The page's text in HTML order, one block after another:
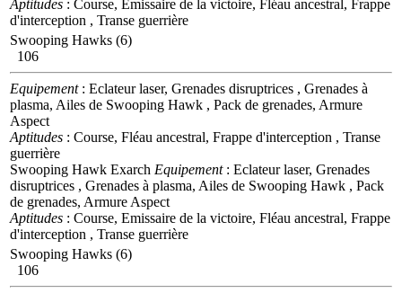
Aptitudes : Course, Emissaire de la victoire, Fléau ancestral, Frappe
d'interception , Transe guerrière
Swooping Hawks (6)
106
Equipement: Eclateur laser, Grenades disruptrices , Grenades à
plasma, Ailes de Swooping Hawk , Pack de grenades, Armure
Aspect
Aptitudes : Course, Fléau ancestral, Frappe d'interception , Transe
guerrière
Swooping Hawk Exarch Equipement: Eclateur laser, Grenades
disruptrices , Grenades à plasma, Ailes de Swooping Hawk , Pack
de grenades, Armure Aspect
Aptitudes : Course, Emissaire de la victoire, Fléau ancestral, Frappe
d'interception , Transe guerrière
Swooping Hawks (6)
106